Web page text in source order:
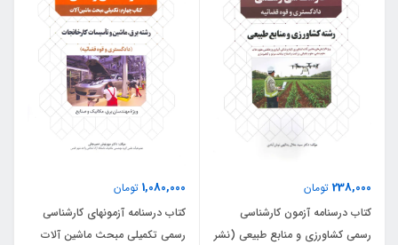
238,000 تومان
کتاب درسنامه آزمون کارشناسی
رسمی کشاورزی و منابع طبیعی (نشر
1,080,000 تومان
کتاب درسنامه آزمونهای کارشناسی
رسمی تکمیلی مبحث ماشین آلات